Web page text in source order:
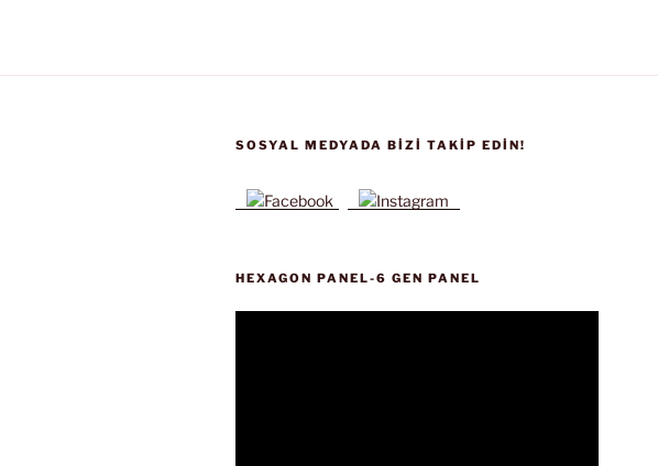
SOSYAL MEDYADA BIZI TAKIP EDIN!
HEXAGON PANEL-6 GEN PANEL